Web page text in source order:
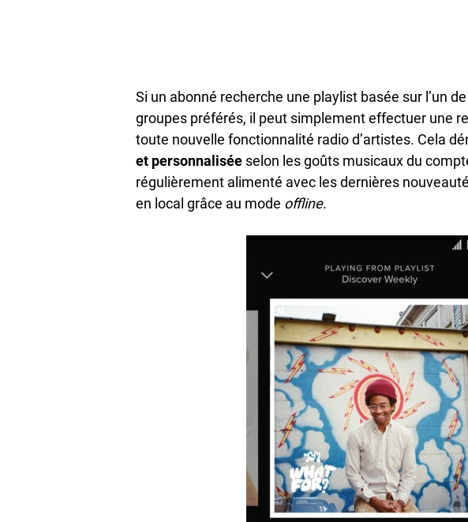
Si un abonné recherche une playlist basée sur l’un
groupes préférés, il peut simplement effectuer une
toute nouvelle fonctionnalité radio d’artistes. Cela
et personnalisée selon les goûts musicaux du
régulièrement alimenté avec les dernières
en local grâce au mode offline.